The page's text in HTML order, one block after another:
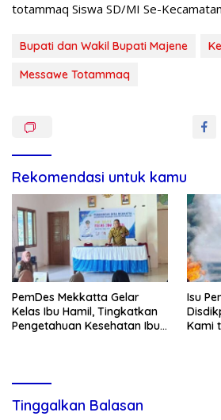
totammaq Siswa SD/MI Se-
Bupati dan Wakil Bupati Majene
Messawe Totammaq
Rekomendasi untuk kamu
PemDes Mekkatta Gelar
Kelas Ibu Hamil, Tingkatkan
Pengetahuan Kesehatan Ibu
Isu
Kami
Tinggalkan Balasan